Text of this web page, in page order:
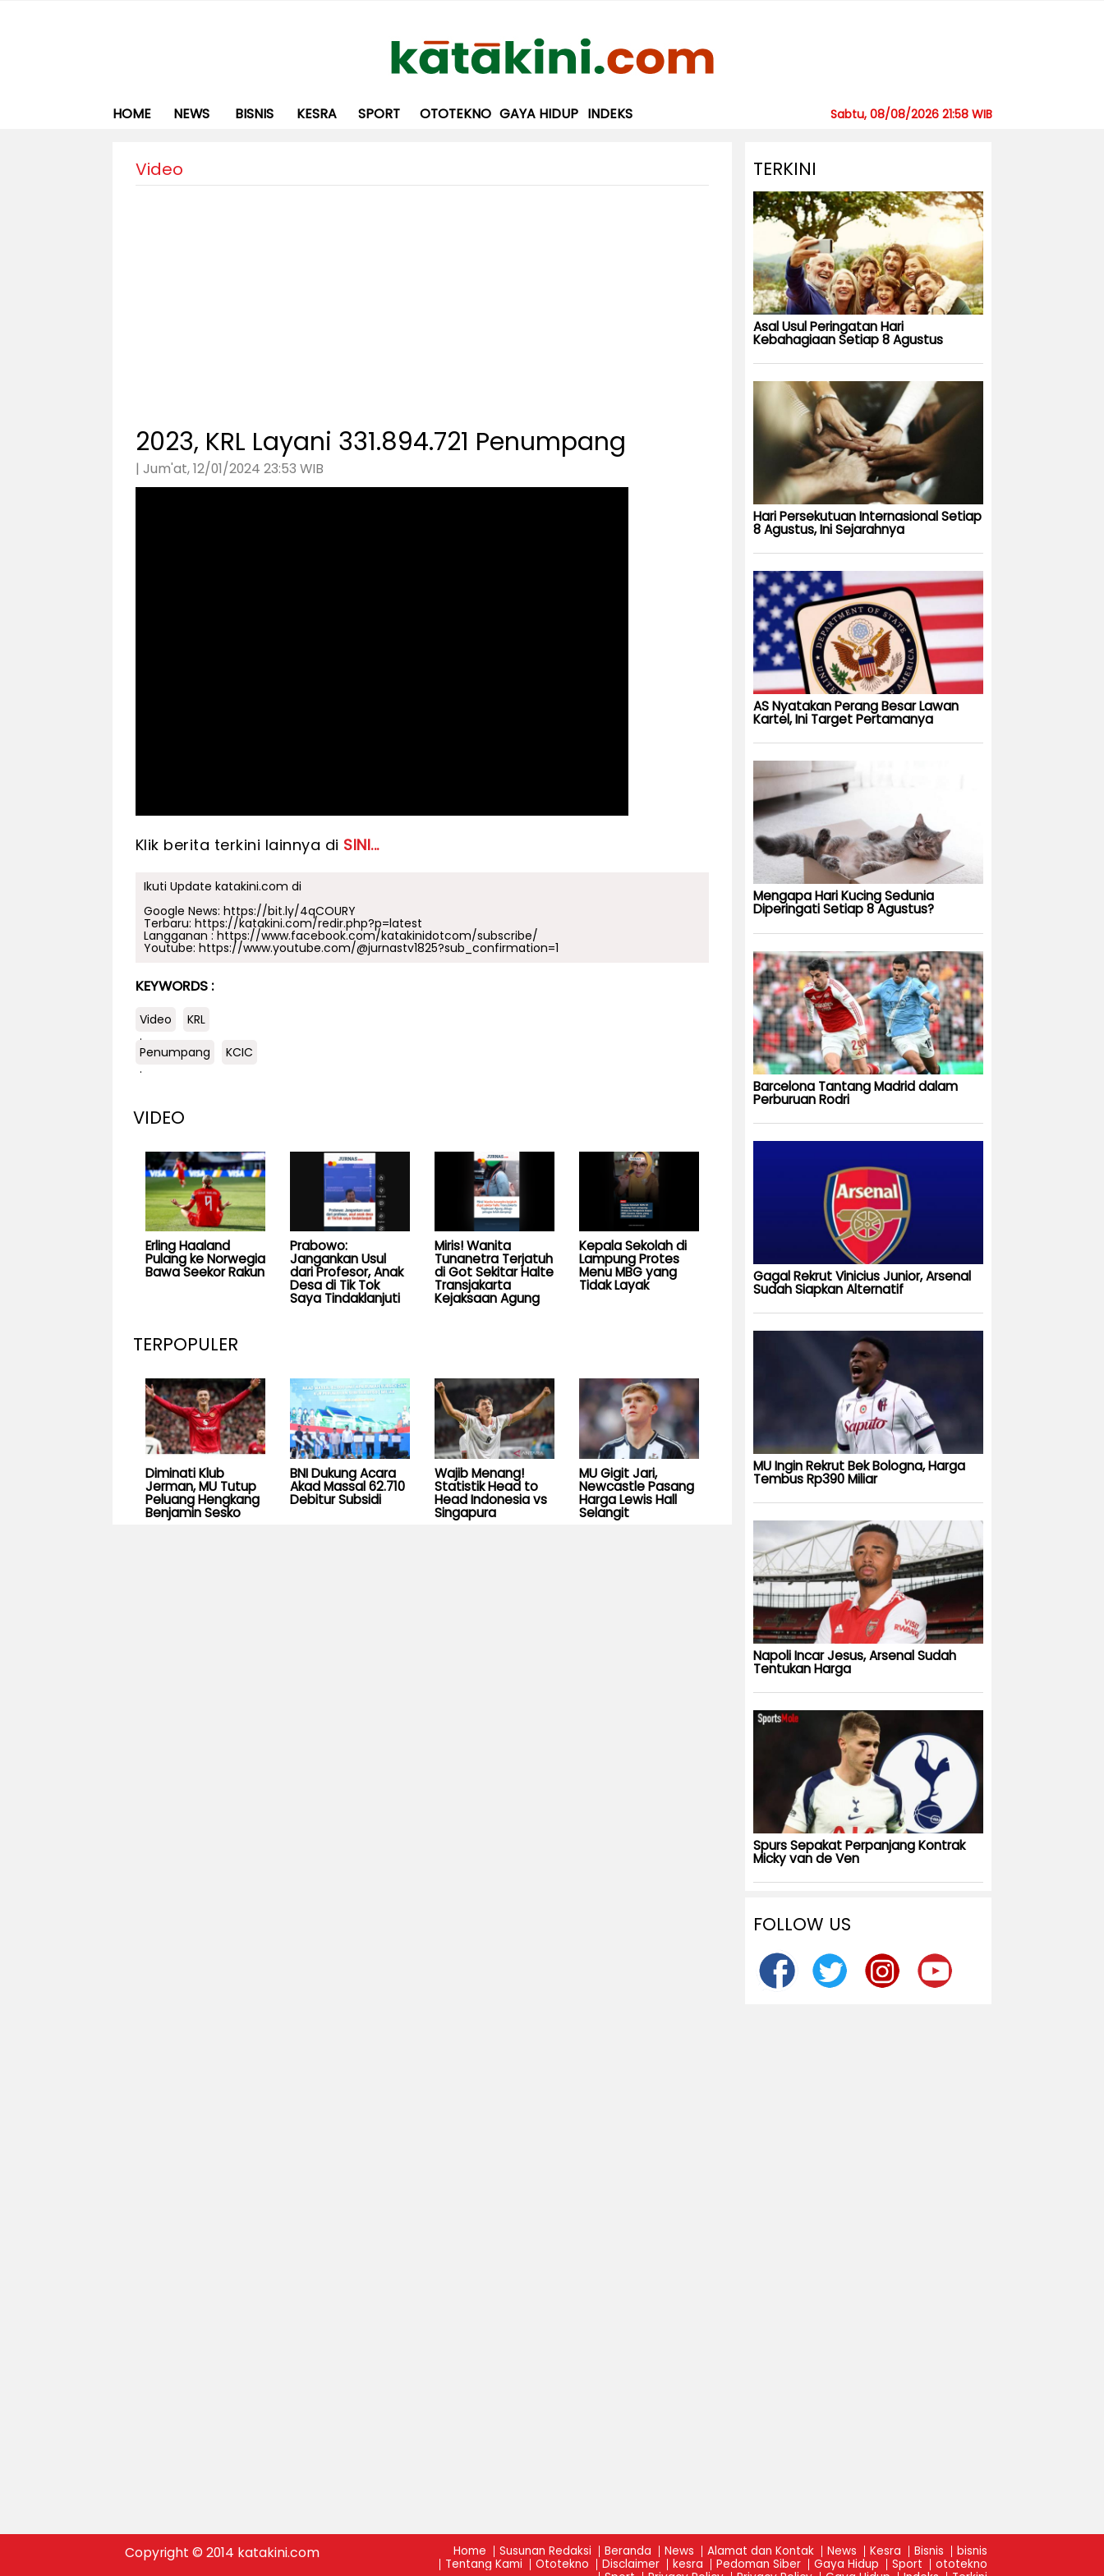
HOME NEWS BISNIS KESRA SPORT OTOTEKNO GAYA HIDUP INDEKS Sabtu, 08/08/2026 21:58 WIB
Video
2023, KRL Layani 331.894.721 Penumpang
| Jum'at, 12/01/2024 23:53 WIB
Klik berita terkini lainnya di SINI...
Ikuti Update katakini.com di
Google News: https://bit.ly/4qCOURY
Terbaru: https://katakini.com/redir.php?p=latest
Langganan : https://www.facebook.com/katakinidotcom/subscribe/
Youtube: https://www.youtube.com/@jurnastv1825?sub_confirmation=1
KEYWORDS :
Video
KRL
.
Penumpang
KCIC
.
VIDEO
Erling Haaland
Pulang ke Norwegia
Bawa Seekor Rakun
Prabowo:
Jangankan Usul
dari Profesor, Anak
Desa di Tik Tok
Saya Tindaklanjuti
Miris! Wanita
Tunanetra Terjatuh
di Got Sekitar Halte
Transjakarta
Kejaksaan Agung
Kepala Sekolah di
Lampung Protes
Menu MBG yang
Tidak Layak
TERPOPULER
Diminati Klub
Jerman, MU Tutup
Peluang Hengkang
Benjamin Sesko
BNI Dukung Acara
Akad Massal 62.710
Debitur Subsidi
Wajib Menang!
Statistik Head to
Head Indonesia vs
Singapura
MU Gigit Jari,
Newcastle Pasang
Harga Lewis Hall
Selangit
TERKINI
Asal Usul Peringatan Hari
Kebahagiaan Setiap 8 Agustus
Hari Persekutuan Internasional Setiap
8 Agustus, Ini Sejarahnya
AS Nyatakan Perang Besar Lawan
Kartel, Ini Target Pertamanya
Mengapa Hari Kucing Sedunia
Diperingati Setiap 8 Agustus?
Barcelona Tantang Madrid dalam
Perburuan Rodri
Gagal Rekrut Vinicius Junior, Arsenal
Sudah Siapkan Alternatif
MU Ingin Rekrut Bek Bologna, Harga
Tembus Rp390 Miliar
Napoli Incar Jesus, Arsenal Sudah
Tentukan Harga
Spurs Sepakat Perpanjang Kontrak
Micky van de Ven
FOLLOW US
Home Susunan Redaksi Beranda News Alamat dan Kontak News Kesra Bisnis
bisnis
Tentang Kami
Ototekno Disclaimer kesra Pedoman Siber Gaya Hidup Sport
ototekno
Copyright © 2014 katakini.com